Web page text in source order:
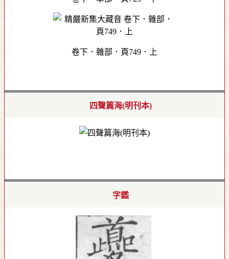
卷下．雜部．頁749．上
四聲篇海(明刊本)
字鑑